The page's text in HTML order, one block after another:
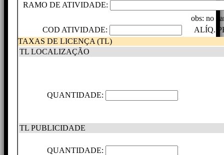
RAMO DE ATIVIDADE:
obs: no
COD ATIVIDADE:
ALÍQ.
TAXAS DE LICENÇA (TL)
TL LOCALIZAÇÃO
QUANTIDADE:
TL PUBLICIDADE
QUANTIDADE: